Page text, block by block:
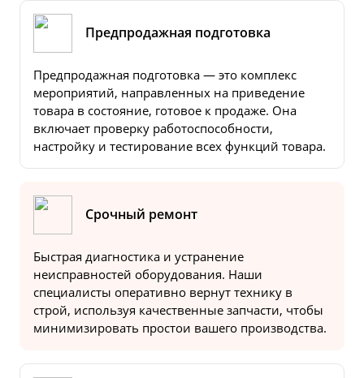
Предпродажная подготовка
Предпродажная подготовка — это комплекс
мероприятий, направленных на приведение
товара в состояние, готовое к продаже. Она
включает проверку работоспособности,
настройку и тестирование всех функций товара.
Срочный ремонт
Быстрая диагностика и устранение
неисправностей оборудования. Наши
специалисты оперативно вернут технику в
строй, используя качественные запчасти, чтобы
минимизировать простои вашего производства.